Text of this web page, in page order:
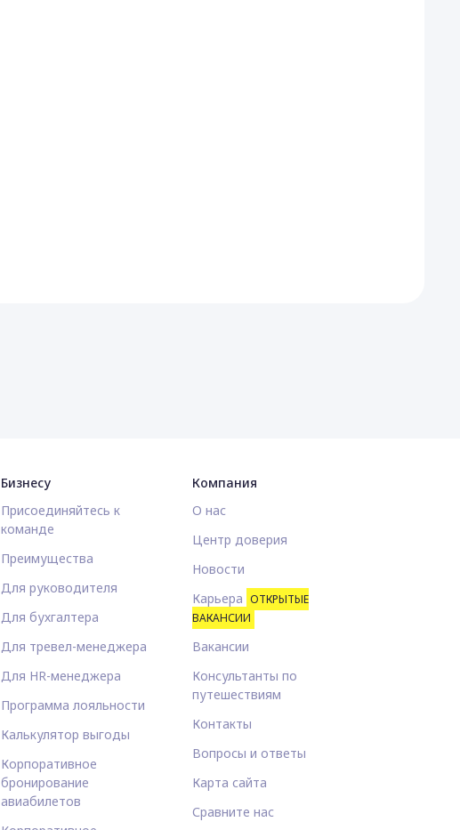
Бизнесу
Присоединяйтесь к
команде
Преимущества
Для руководителя
Для бухгалтера
Для тревел-менеджера
Для HR-менеджера
Программа лояльности
Калькулятор выгоды
Корпоративное
бронирование
авиабилетов
Компания
О нас
Центр доверия
Новости
Карьера ОТКРЫТЫЕ
ВАКАНСИИ
Вакансии
Консультанты по
путешествиям
Контакты
Вопросы и ответы
Карта сайта
Сравните нас